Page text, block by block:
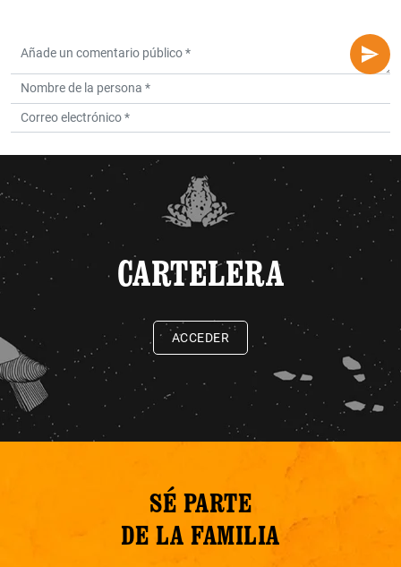
CARTELERA
ACCEDER
SÉ PARTE
DE LA FAMILIA